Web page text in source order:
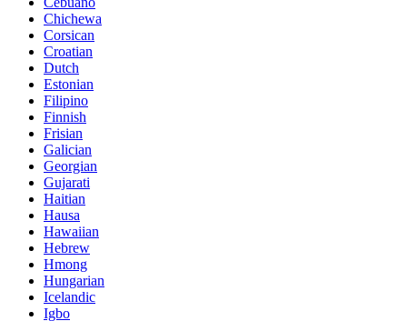
Chichewa
Corsican
Croatian
Dutch
Estonian
Filipino
Finnish
Frisian
Galician
Georgian
Gujarati
Haitian
Hausa
Hawaiian
Hebrew
Hmong
Hungarian
Icelandic
Igbo